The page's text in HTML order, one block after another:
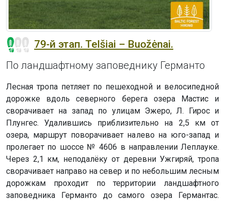
79-й этап. Telšiai – Buožėnai.
По ландшафтному заповеднику Германто
Лесная тропа петляет по пешеходной и велосипедной
дорожке вдоль северного берега озера Мастис и
сворачивает на запад по улицам Эжеро, Л. Гирос и
Плунгес. Удалившись приблизительно на 2,5 км от
озера, маршрут поворачивает налево на юго-запад и
пролегает по шоссе № 4606 в направлении Леплауке.
Через 2,1 км, неподалёку от деревни Ужгиряй, тропа
сворачивает направо на север и по небольшим лесным
дорожкам проходит по территории ландшафтного
заповедника Германто до самого озера Германтас.